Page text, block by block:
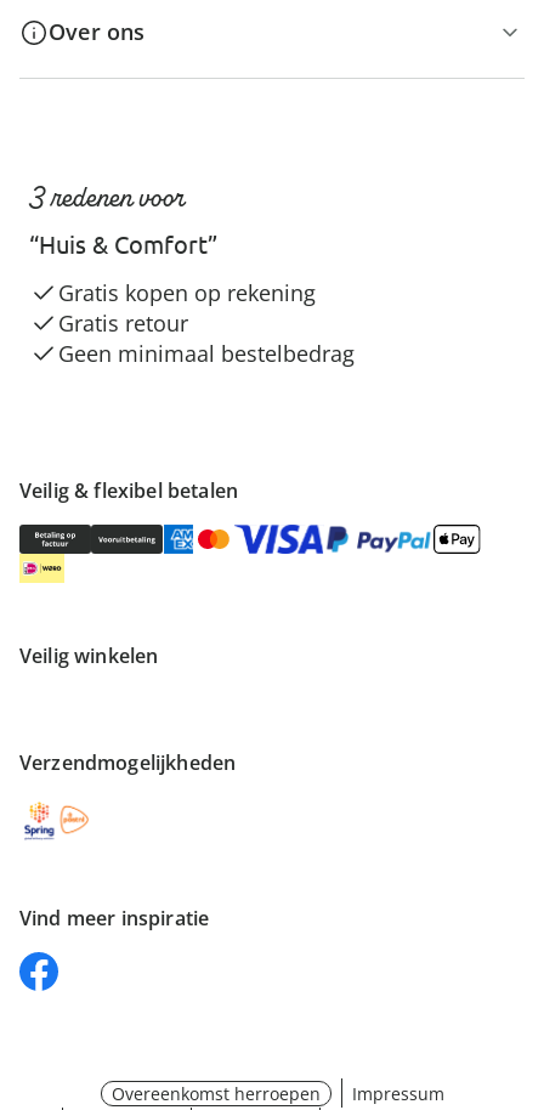
Over ons
Veilig & flexibel betalen
Veilig winkelen
Verzendmogelijkheden
Vind meer inspiratie
3 redenen voor
“Huis & Comfort”
Gratis kopen op rekening
Gratis retour
Geen minimaal bestelbedrag
Overeenkomst herroepen
Impressum